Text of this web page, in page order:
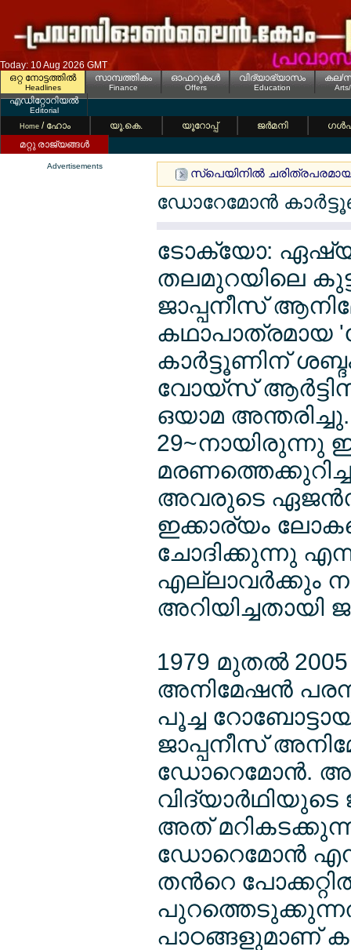
Today: 10 Aug 2026 GMT
ഒറ്റ നോട്ടത്തില്‍
Headlines
സാമ്പത്തികം
Finance
ഓഫറുകള്‍
Offers
വിദ്യാഭ്യാസം
Education
കല/
എഡിറ്റോറിയല്‍
Editorial
Home / ഹോം യൂ.കെ. യൂറോപ്പ് ജര്‍മനി
മറ്റു രാജ്യങ്ങള്‍
Advertisements
സ്പെയിനില്‍
ഡോറേമോന്‍
ടോക്യോ:
തലമുറയിലെ
ജാപ്പനീസ്
കഥാപാത്രമായ
കാര്‍ട്ടൂണിന്
വോയ്സ്
ഒയാമ
29~നായിരുന്നു
അവരുടെ
ഇക്കാര്യം
ചോദിക്കുന്നു
എല്ലാവര്‍ക്കും
അറിയിച്ചതായി
1979 മുതല്‍
അനിമേഷന്‍
പൂച്ച
ജാപ്പനീസ്
ഡോറെമോന്‍.
അത്
ഡോറെമോന്‍
തന്‍റെ
പാഠങ്ങളുമാണ്